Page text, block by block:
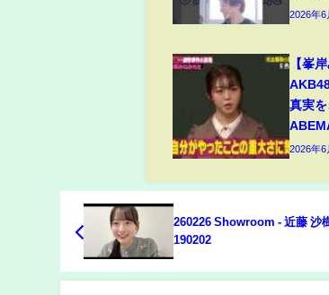
2026年6
【峯
真実を
2026年6
260226 Showroom - 近藤 沙
190202